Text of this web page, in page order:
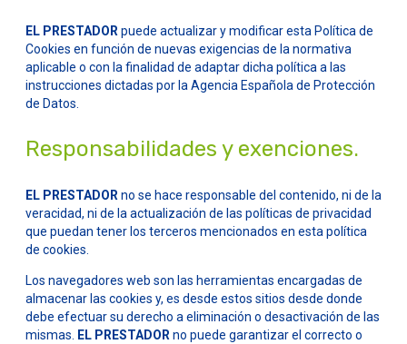
EL PRESTADORpuede actualizar y modificar esta Política de
Cookies en función de nuevas exigencias de la normativa
aplicable o con la finalidad de adaptar dicha política a las
instrucciones dictadas por la Agencia Española de Protección
de Datos.
Responsabilidades y exenciones.
EL PRESTADORno se hace responsable del contenido, ni de la
veracidad, ni de la actualización de las políticas de privacidad
que puedan tener los terceros mencionados en esta política
de cookies.
Los navegadores web son las herramientas encargadas de
almacenar las cookies y, es desde estos sitios desde donde
debe efectuar su derecho a eliminación o desactivación de las
mismas. EL PRESTADORno puede garantizar el correcto o